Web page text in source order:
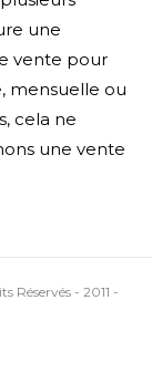
une
vente pour
mensuelle ou
cela ne
une vente
Réservés - 2011 -